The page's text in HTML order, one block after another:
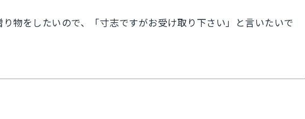
物をしたいので、「寸志ですがお受け取り下さい」と言いたいで